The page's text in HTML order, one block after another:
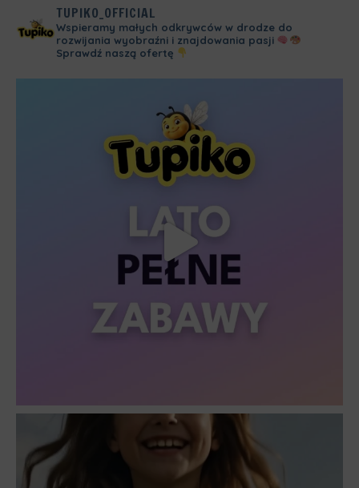
TUPIKO_OFFICIAL
Wspieramy małych odkrywców w drodze do
rozwijania wyobraźni i znajdowania pasji
Sprawdź naszą ofertę